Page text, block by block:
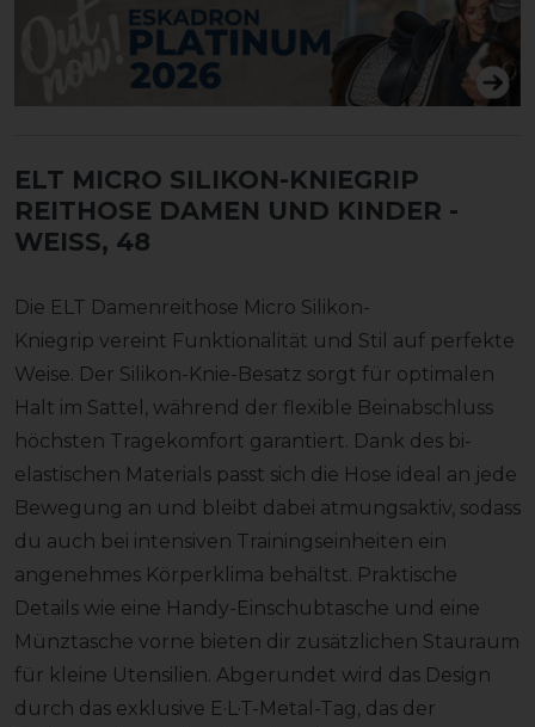
ELT MICRO SILIKON-KNIEGRIP
REITHOSE DAMEN UND KINDER -
WEISS, 48
Die ELT Damenreithose Micro Silikon-
Kniegrip vereint Funktionalität und Stil auf perfekte
Weise. Der Silikon-Knie-Besatz sorgt für optimalen
Halt im Sattel, während der flexible Beinabschluss
höchsten Tragekomfort garantiert. Dank des bi-
elastischen Materials passt sich die Hose ideal an jede
Bewegung an und bleibt dabei atmungsaktiv, sodass
du auch bei intensiven Trainingseinheiten ein
angenehmes Körperklima behältst. Praktische
Details wie eine Handy-Einschubtasche und eine
Münztasche vorne bieten dir zusätzlichen Stauraum
für kleine Utensilien. Abgerundet wird das Design
durch das exklusive E·L·T-Metal-Tag, das der